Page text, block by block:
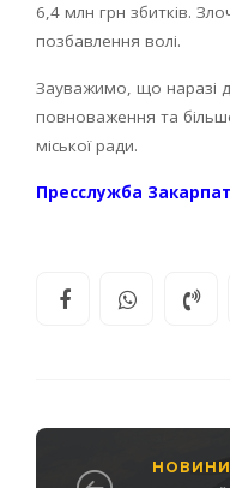
6,4 млн грн збитків.
позбавлення волі.
Зауважимо, що наразі
повноваження та
міської ради.
Пресслужба
НОВИНИ